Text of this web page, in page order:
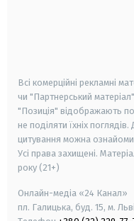
Всі комерційні рекламні
чи "Партнерський
"Позиція" відображають
не поділяти їхніх
цитування можна
Усі права захищені.
року (21+)
Онлайн-медіа «24 Канал»
пл. Галицька, буд. 15, м.